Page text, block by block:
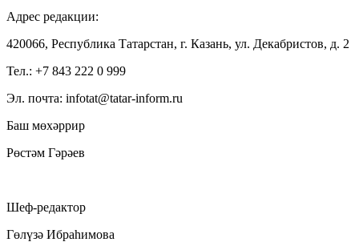
Адрес редакции:
420066, Республика Татарстан, г. Казань, ул. Декабристов, д. 2
Тел.: +7 843 222 0 999
Эл. почта: infotat@tatar-inform.ru
Баш мөхәррир
Рөстәм Гәрәев
Шеф-редактор
Гөлүзә Ибраһимова